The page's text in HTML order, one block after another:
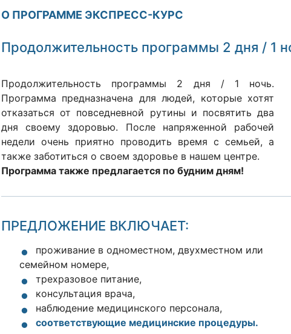
О ПРОГРАММЕ ЭКСПРЕСС-КУРС
Продолжительность программы 2 дня / 1
Продолжительность программы 2 дня / 1 ночь.
Программа предназначена для людей, которые хотят
отказаться от повседневной рутины и посвятить два
дня своему здоровью. После напряженной рабочей
недели очень приятно проводить время с семьей, а
также заботиться о своем здоровье в нашем центре.
Программа также предлагается по будним дням!
ПРЕДЛОЖЕНИЕ ВКЛЮЧАЕТ:
проживание в одноместном, двухместном или
семейном номере,
трехразовое питание,
консультация врача,
наблюдение медицинского персонала,
соответствующие медицинские процедуры.